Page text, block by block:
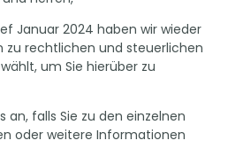
Januar 2024 haben wir wieder
zu rechtlichen und steuerlichen
um Sie hierüber zu
an, falls Sie zu den einzelnen
oder weitere Informationen